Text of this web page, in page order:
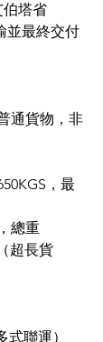
伯塔省
並最終交付
通貨物，非
，最
總重
超長貨
式聯運）